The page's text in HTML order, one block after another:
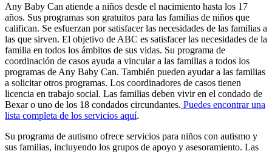
Any Baby Can atiende a niños desde el nacimiento hasta los 17
años. Sus programas son gratuitos para las familias de niños que
califican. Se esfuerzan por satisfacer las necesidades de las familias a
las que sirven. El objetivo de ABC es satisfacer las necesidades de la
familia en todos los ámbitos de sus vidas. Su programa de
coordinación de casos ayuda a vincular a las familias a todos los
programas de Any Baby Can. También pueden ayudar a las familias
a solicitar otros programas. Los coordinadores de casos tienen
licencia en trabajo social. Las familias deben vivir en el condado de
Bexar o uno de los 18 condados circundantes. Puedes encontrar una
lista completa de los servicios aquí.
Su programa de autismo ofrece servicios para niños con autismo y
sus familias, incluyendo los grupos de apoyo y asesoramiento. Las